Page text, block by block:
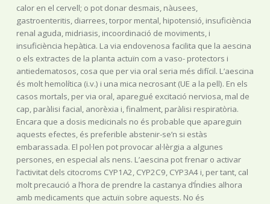
calor en el cervell; o pot donar desmais, nàusees,
gastroenteritis, diarrees, torpor mental, hipotensió, insuficiència
renal aguda, midriasis, incoordinació de moviments, i
insuficiència hepàtica. La via endovenosa facilita que la aescina
o els extractes de la planta actuïn com a vaso- protectors i
antiedematosos, cosa que per via oral seria més difícil. L’aescina
és molt hemolítica (i.v.) i una mica necrosant (UE a la pell). En els
casos mortals, per via oral, aparegué excitació nerviosa, mal de
cap, paràlisi facial, anorèxia i, finalment, paràlisi respiratòria.
Encara que a dosis medicinals no és probable que apareguin
aquests efectes, és preferible abstenir-se’n si estàs
embarassada. El pol·len pot provocar al·lèrgia a algunes
persones, en especial als nens. L’aescina pot frenar o activar
l’activitat dels citocroms CYP1A2, CYP2C9, CYP3A4 i, per tant, cal
molt precaució a l’hora de prendre la castanya d’Índies alhora
amb medicaments que actuïn sobre aquests. No és